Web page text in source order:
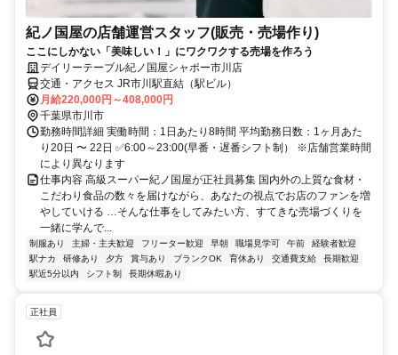
紀ノ国屋の店舗運営スタッフ(販売・売場作り)
ここにしかない「美味しい！」にワクワクする売場を作ろう
デイリーテーブル紀ノ国屋シャポー市川店
交通・アクセス JR市川駅直結（駅ビル）
月給220,000円～408,000円
千葉県市川市
勤務時間詳細 実働時間：1日あたり8時間 平均勤務日数：1ヶ月あた
り20日 〜 22日 ✅6:00～23:00(早番・遅番シフト制） ※店舗営業時間
により異なります
仕事内容 高級スーパー紀ノ国屋が正社員募集 国内外の上質な食材・
こだわり食品の数々を届けながら、あなたの視点でお店のファンを増
やしていける …そんな仕事をしてみたい方、すてきな売場づくりを
一緒に学んで...
制服あり 主婦・主夫歓迎 フリーター歓迎 早朝 職場見学可 午前
経験者歓迎
駅ナカ
研修あり 夕方 賞与あり ブランクOK 育休あり 交通費支給
長期歓迎
駅近5分以内
シフト制 長期休暇あり
正社員